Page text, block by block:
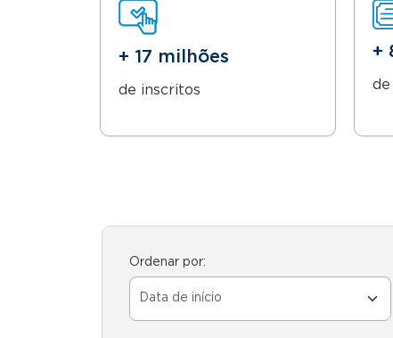
+ 17 milhões
de inscritos
+
de
Ordenar por: